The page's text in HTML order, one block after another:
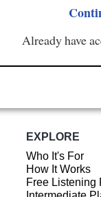
Already have
EXPLORE
Who It's For
How It Works
Free Listening